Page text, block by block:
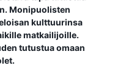
Monipuolisten
kulttuurinsa
matkailijoille.
tutustua omaan